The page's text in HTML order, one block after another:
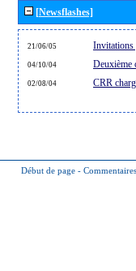
[Newsflashes]
21/06/05 Invitations
04/10/04 Deuxième
02/08/04 CRR
Début de page - Commentaires